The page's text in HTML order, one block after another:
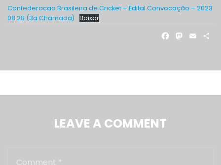
Confederacao Brasileira de Cricket – Edital Convocação – 2023
08 28 (3a Chamada)
Baixar
LEAVE A COMMENT